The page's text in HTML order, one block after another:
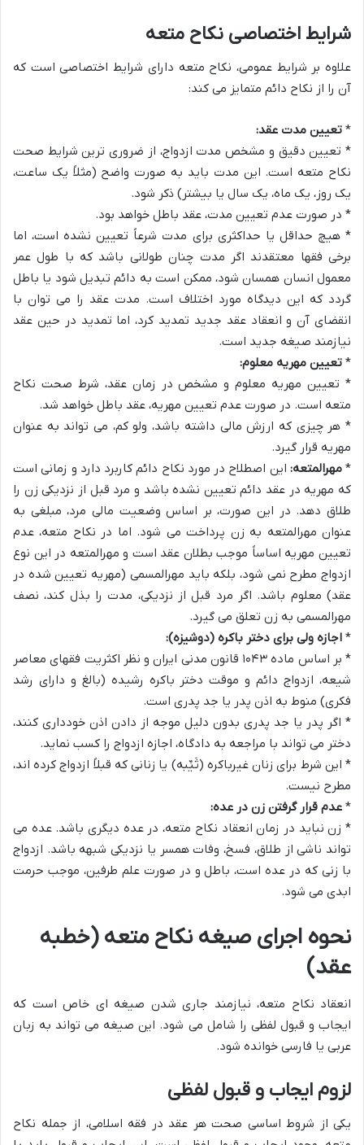
شرایط اختصاصی نکاح متعه
علاوه بر شرایط عمومی، نکاح متعه دارای شرایط اختصاصی است که
آن را از نکاح دائم متمایز می کند:
* تعیین مدت عقد:
* تعیین دقیق و مشخص مدت ازدواج، از ضروری ترین شرایط صحت
نکاح متعه است. این مدت باید به صورت واضح (مثلاً یک ساعت،
یک روز، یک ماه، یک سال یا بیشتر) ذکر شود.
* در صورت عدم تعیین مدت، عقد باطل خواهد بود.
* هیچ حداقل یا حداکثری برای مدت شرعاً تعیین نشده است، اما
برخی فقها معتقدند اگر مدت چنان طولانی باشد که با طول عمر
معمول انسان همسان شود، ممکن است به دائم تبدیل شود یا باطل
گردد که این دیدگاه مورد اختلاف است. مدت عقد را می توان با
انقضای آن و انعقاد عقد جدید تمدید کرد، اما تمدید در حین عقد
نیازمند صیغه جدید است.
* تعیین مهریه معلوم:
* تعیین مهریه معلوم و مشخص در زمان عقد، شرط صحت نکاح
متعه است. در صورت عدم تعیین مهریه، عقد باطل خواهد شد.
* هر چیزی که ارزش مالی داشته باشد، ولو کم، می تواند به عنوان
مهریه قرار گیرد.
*مهرالمتعه: این اصطلاح در مورد نکاح دائم کاربرد دارد و زمانی است
که مهریه در عقد دائم تعیین نشده باشد و مرد قبل از نزدیکی زن را
طلاق دهد. در این صورت، بر اساس وضعیت مالی مرد، مبلغی به
عنوان مهرالمتعه به زن پرداخت می شود. اما در نکاح متعه، عدم
تعیین مهریه اساساً موجب بطلان عقد است و مهرالمتعه در این نوع
ازدواج مطرح نمی شود، بلکه باید مهرالمسمی (مهریه تعیین شده در
عقد) معلوم باشد. اگر مرد قبل از نزدیکی، مدت را بذل کند، نصف
مهرالمسمی به زن تعلق می گیرد.
* اجازه ولی برای دختر باکره (دوشیزه):
* بر اساس ماده ۱۰۴۳ قانون مدنی ایران و نظر اکثریت فقهای معاصر
شیعه، ازدواج دائم و موقت دختر باکره رشیده (بالغ و دارای رشد
فکری) منوط به اذن پدر یا جد پدری است.
* اگر پدر یا جد پدری بدون دلیل موجه از دادن اذن خودداری کنند،
دختر می تواند با مراجعه به دادگاه، اجازه ازدواج را کسب نماید.
* این شرط برای زنان غیرباکره (ثَیِّبه) یا زنانی که قبلاً ازدواج کرده اند،
مطرح نیست.
* عدم قرار گرفتن زن در عده:
* زن نباید در زمان انعقاد نکاح متعه، در عده دیگری باشد. عده می
تواند ناشی از طلاق، فسخ، وفات همسر یا نزدیکی شبهه باشد. ازدواج
با زنی که در عده است، باطل و در صورت علم طرفین، موجب حرمت
ابدی می شود.
نحوه اجرای صیغه نکاح متعه (خطبه
عقد)
انعقاد نکاح متعه، نیازمند جاری شدن صیغه ای خاص است که
ایجاب و قبول لفظی را شامل می شود. این صیغه می تواند به زبان
عربی یا فارسی خوانده شود.
لزوم ایجاب و قبول لفظی
یکی از شروط اساسی صحت هر عقد در فقه اسلامی، از جمله نکاح